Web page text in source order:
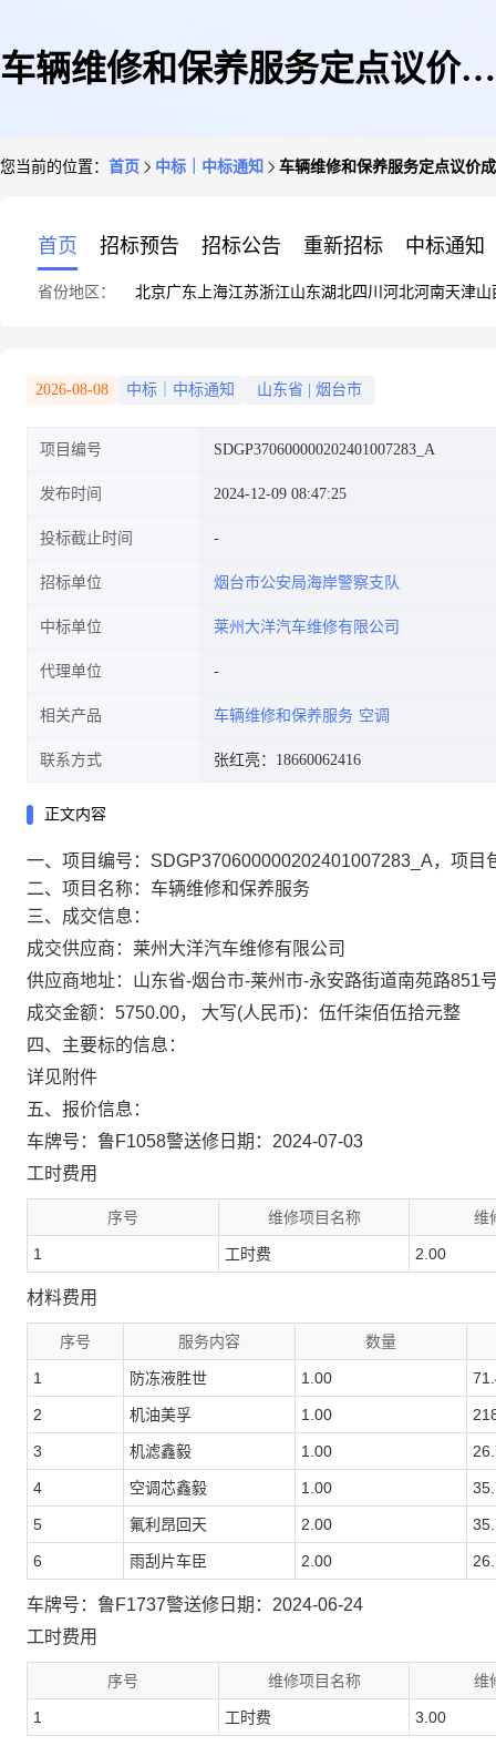
车辆维修和保养服务定点议价成
您当前的位置： 首页 中标｜中标通知 车辆维修和保养服务定点议价
首页 招标预告 招标公告 重新招标 中标通知
省份地区： 北京广东 上海江苏浙江山东湖北四川 河北河南天津山
2026-08-08 中标｜中标通知 山东省 烟台市
项目编号 SDGP370600000202401007283_A
发布时间 2024-12-09 08:47:25
投标截止时间
招标单位 烟台市公安局海岸警察支队
中标单位 莱州大洋汽车维修有限公司
代理单位
相关产品 车辆维修和保养服务 空调
联系方式 张红亮：18660062416
正文内容
一、项目编号：SDGP370600000202401007283_A，项目
二、项目名称：车辆维修和保养服务
三、成交信息：
成交供应商：莱州大洋汽车维修有限公司
供应商地址：山东省-烟台市-莱州市-永安路街道南苑路851
成交金额：5750.00， 大写(人民币)：伍仟柒佰伍拾元整
四、主要标的信息：
详见附件
五、报价信息：
车牌号：鲁F1058警送修日期：2024-07-03
工时费用
序号 维修项目名称 维
1 工时费 2.00
材料费用
序号 服务内容 数量
1 防冻液胜世 1.00
2 机油美孚 1.00
3 机滤鑫毅 1.00
4 空调芯鑫毅 1.00
5 氟利昂回天 2.00
6 雨刮片车臣 2.00
车牌号：鲁F1737警送修日期：2024-06-24
工时费用
序号 维修项目名称 维
1 工时费 3.00